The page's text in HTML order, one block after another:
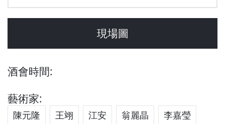
現場圖
酒會時間:
藝術家:
陳元隆 王翊 江安 翁麗晶
李嘉瑩